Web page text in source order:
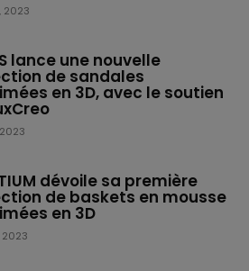
2023
lance une nouvelle
de sandales
en 3D, avec le soutien
dévoile sa première
de baskets en mousse
en 3D